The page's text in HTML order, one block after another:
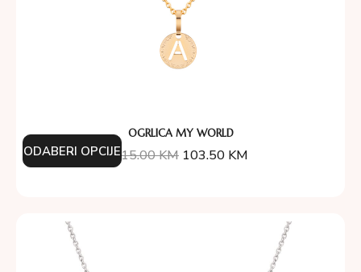
OGRLICA MY WORLD
115.00KM 103.50 KM
ODABERI OPCIJE